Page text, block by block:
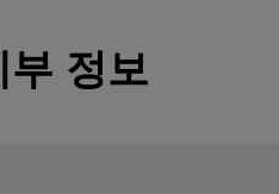
반품 정책
파네라이는 고객님의 만
정보